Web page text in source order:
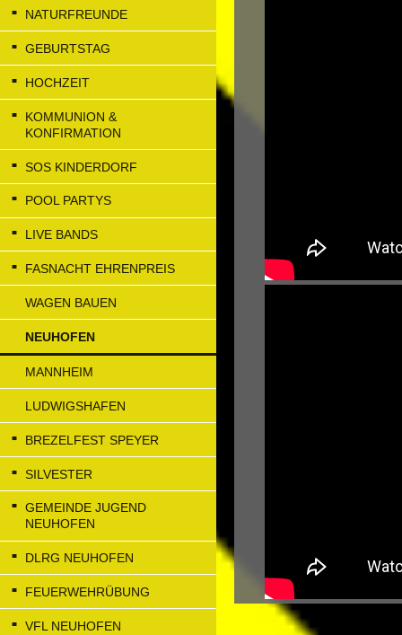
NATURFREUNDE
GEBURTSTAG
HOCHZEIT
KOMMUNION &
KONFIRMATION
SOS KINDERDORF
POOL PARTYS
LIVE BANDS
FASNACHT EHRENPREIS
WAGEN BAUEN
NEUHOFEN
MANNHEIM
LUDWIGSHAFEN
BREZELFEST SPEYER
SILVESTER
GEMEINDE JUGEND
NEUHOFEN
DLRG NEUHOFEN
FEUERWEHRÜBUNG
VFL NEUHOFEN